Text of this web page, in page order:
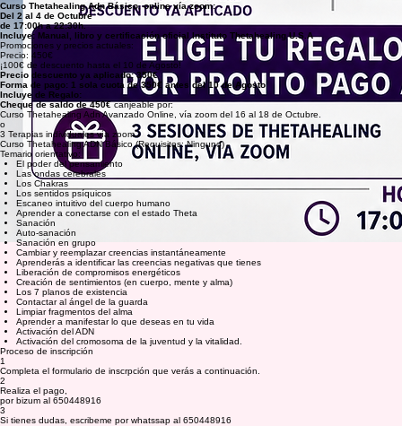
Curso Thetahealing Adn Básico, online vía zoom:
Del 2 al 4 de Octubre
de 17:00h a 22:30h.
Incluye: Manual, libro y certificación oficial Instituto Thetahealing U.S.A
Promociones y precios actuales:
Precio: 450€
¡100€ de descuento hasta el 10 de Agosto!
Precio descuento ya aplicado: 350€
Forma de pago: 1 sola cuota de 350€ antes del 10 de Agosto
Incluye de Regalo:
Cheque de saldo de 450€canjeable por:
Curso Thetahealing Adn Avanzado Online, vía zoom del 16 al 18 de Octubre.
o
3 Terapias individuales vía zoom.
Curso Thetahealing ADN Básico (Requisitos: Ninguno)
Temario orientativo:
El poder del pensamiento
Las ondas cerebrales
Los Chakras
Los sentidos psíquicos
Escaneo intuitivo del cuerpo humano
Aprender a conectarse con el estado Theta
Sanación
Auto-sanación
Sanación en grupo
Cambiar y reemplazar creencias instantáneamente
Aprenderás a identificar las creencias negativas que tienes
Liberación de compromisos energéticos
Creación de sentimientos (en cuerpo, mente y alma)
Los 7 planos de existencia
Contactar al ángel de la guarda
Limpiar fragmentos del alma
Aprender a manifestar lo que deseas en tu vida
Activación del ADN
Activación del cromosoma de la juventud y la vitalidad.
Proceso de inscripción
1
Completa el formulario de inscrpción que verás a continuación.
2
Realiza el pago,
por bizum al 650448916
3
Si tienes dudas, escribeme por whatssap al 650448916